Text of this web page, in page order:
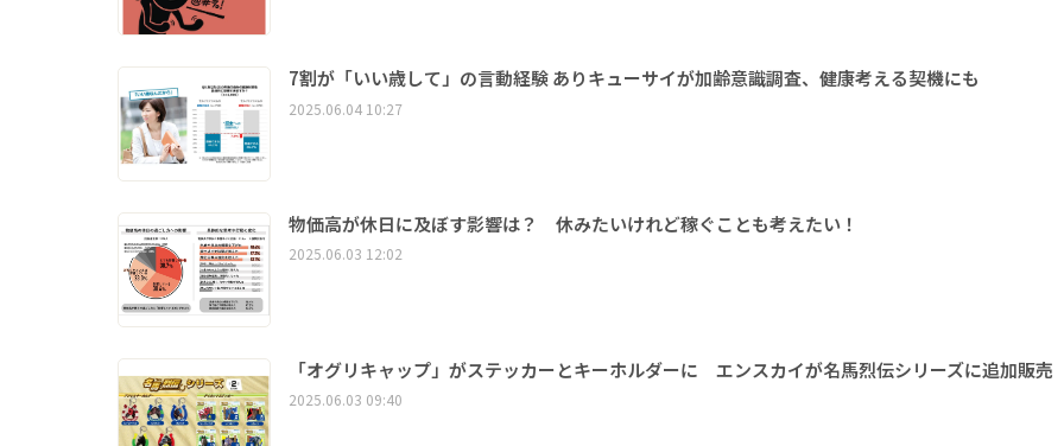
7割が「いい歳して」の言動経験 ありキューサイが加齢意識調査、健康考える契機にも
2025.06.04 10:27
物価高が休日に及ぼす影響は？ 休みたいけれど稼ぐことも考えたい！
2025.06.03 12:02
「オグリキャップ」がステッカーとキーホルダーに エンスカイが名馬烈伝シリーズに追加販売
2025.06.03 09:40